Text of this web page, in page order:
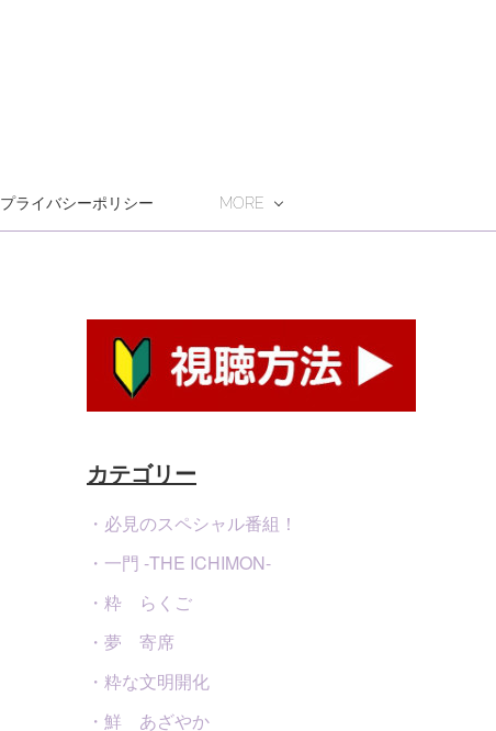
プライバシーポリシー MORE
カテゴリー
・必見のスペシャル番組！
・一門 -THE ICHIMON-
・粋 らくご
・夢 寄席
・粋な文明開化
・鮮 あざやか